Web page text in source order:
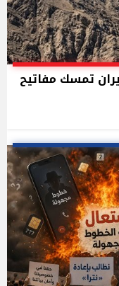
تمسك مفاتيح